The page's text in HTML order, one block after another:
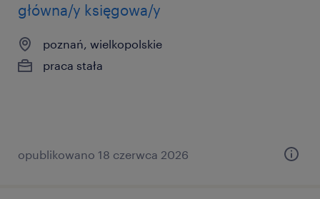
główna/y księgowa/y
poznań, wielkopolskie
praca stała
opublikowano 18 czerwca 2026